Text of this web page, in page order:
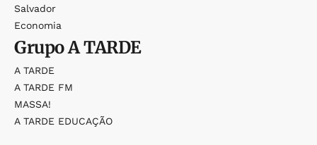
Salvador
Economia
GrupoA TARDE
A TARDE
A TARDE FM
MASSA!
A TARDE EDUCAÇÃO